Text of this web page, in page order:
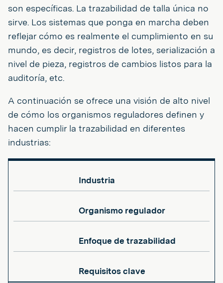
son específicas. La trazabilidad de talla única no
sirve. Los sistemas que ponga en marcha deben
reflejar cómo es realmente el cumplimiento en su
mundo, es decir, registros de lotes, serialización a
nivel de pieza, registros de cambios listos para la
auditoría, etc.
A continuación se ofrece una visión de alto nivel
de cómo los organismos reguladores definen y
hacen cumplir la trazabilidad en diferentes
industrias:
Industria
Organismo regulador
Enfoque de trazabilidad
Requisitos clave